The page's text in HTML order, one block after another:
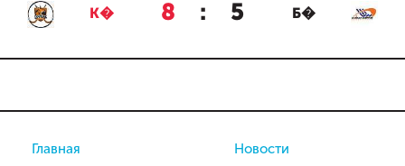
К� 8 : 5 Б�
Главная Новости